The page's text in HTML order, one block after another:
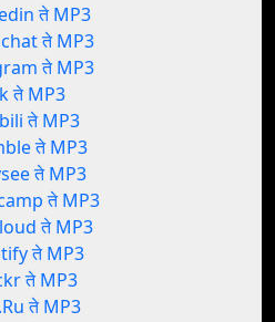
ते MP3
ते MP3
ते MP3
ते MP3
ते MP3
ते MP3
ते MP3
ते MP3
ते MP3
ते MP3
ते MP3
ते MP3